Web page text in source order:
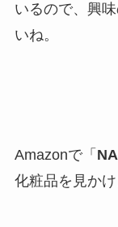
いるので、興
いね。
Amazonで「
化粧品を見かけ